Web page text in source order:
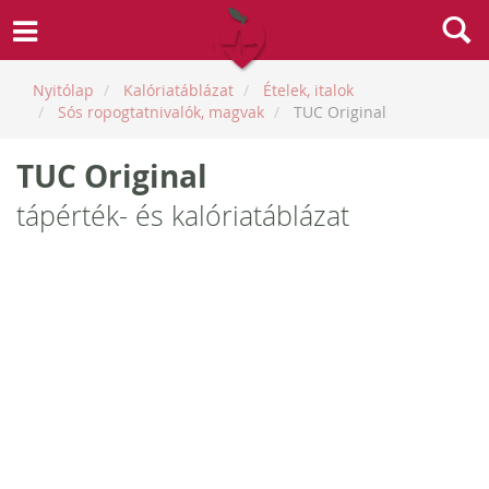
Nyitólap Kalóriatáblázat
Ételek, italok
Sós ropogtatnivalók, magvak
TUC Original
TUC Original
tápérték- és kalóriatáblázat